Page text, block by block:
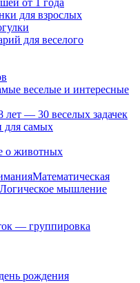
от 1 года
для взрослых
для веселого
веселые и интересные
лет — 30 веселых задачек
для самых
о животных
Математическая
Логическое мышление
— группировка
рождения